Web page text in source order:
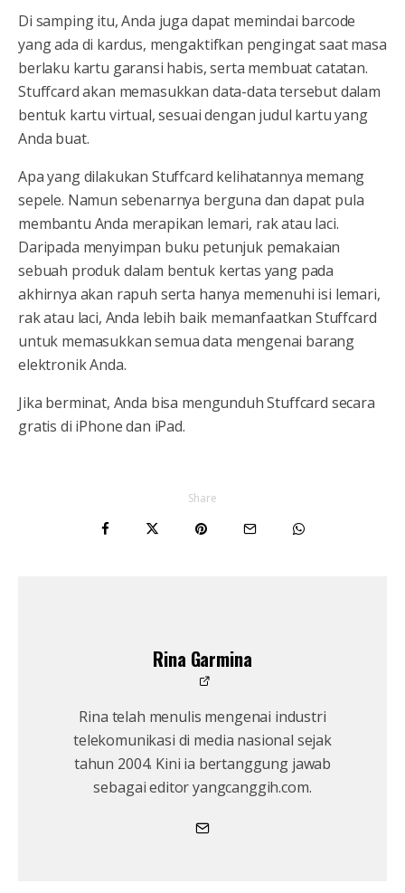
Di samping itu, Anda juga dapat memindai barcode
yang ada di kardus, mengaktifkan pengingat saat masa
berlaku kartu garansi habis, serta membuat catatan.
Stuffcard akan memasukkan data-data tersebut dalam
bentuk kartu virtual, sesuai dengan judul kartu yang
Anda buat.
Apa yang dilakukan Stuffcard kelihatannya memang
sepele. Namun sebenarnya berguna dan dapat pula
membantu Anda merapikan lemari, rak atau laci.
Daripada menyimpan buku petunjuk pemakaian
sebuah produk dalam bentuk kertas yang pada
akhirnya akan rapuh serta hanya memenuhi isi lemari,
rak atau laci, Anda lebih baik memanfaatkan Stuffcard
untuk memasukkan semua data mengenai barang
elektronik Anda.
Jika berminat, Anda bisa mengunduh Stuffcard secara
gratis di iPhone dan iPad.
Share
Rina Garmina
Rina telah menulis mengenai industri
telekomunikasi di media nasional sejak
tahun 2004. Kini ia bertanggung jawab
sebagai editor yangcanggih.com.